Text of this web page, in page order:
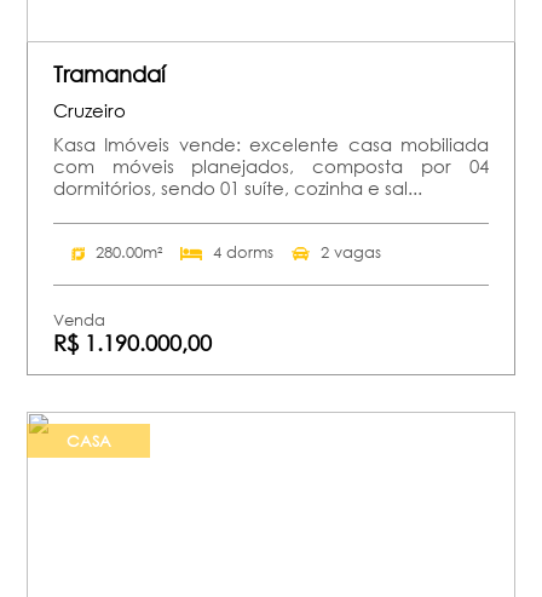
Tramandaí
Cruzeiro
Kasa Imóveis vende: excelente casa mobiliada
com móveis planejados, composta por 04
dormitórios, sendo 01 suíte, cozinha e sal...
280.00m² 4 dorms 2 vagas
Venda
R$ 1.190.000,00
CASA